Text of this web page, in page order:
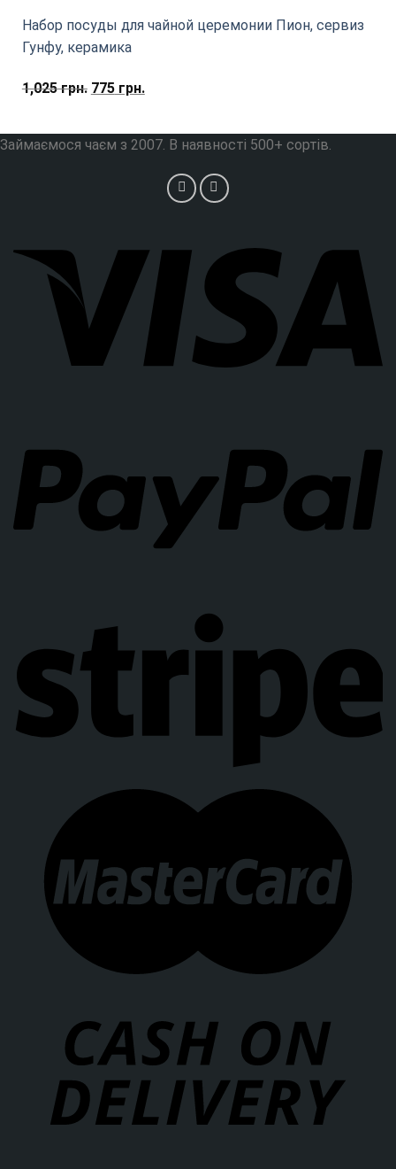
Набор посуды для чайной церемонии Пион, сервиз
Гунфу, керамика
1,025грн. Первоначальная
составляла
1,025
775грн.Текущая
775
грн..
Займаємося чаєм з 2007. В наявності 500+ сортів.